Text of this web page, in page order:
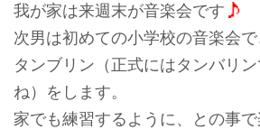
我が家は来週末が音楽会です
次男は初めての小学校の音楽会で
タンブリン（正式にはタンバリ
ね）をします。
家でも練習するように、との事